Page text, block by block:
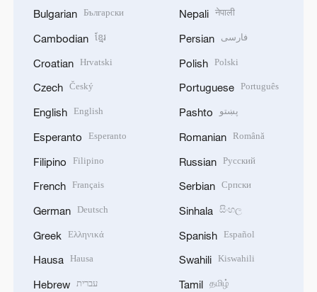
Bulgarian Български
Cambodian ខ្មែរ
Croatian Hrvatski
Czech Český
English English
Esperanto Esperanto
Filipino Filipino
French Français
German Deutsch
Greek Ελληνικά
Hausa Hausa
Hebrew עברית
Nepali नेपाली
Persian فارسی
Polish Polski
Portuguese Português
Pashto پښتو
Romanian Română
Russian Русский
Serbian Српски
Sinhala සිංහල
Spanish Español
Swahili Kiswahili
Tamil தமிழ்